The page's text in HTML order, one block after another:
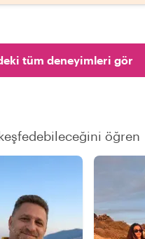
tüm deneyimleri gör
öğren